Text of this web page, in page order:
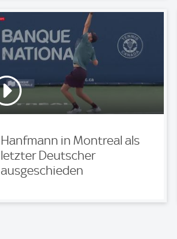
Hanfmann in Montreal als
letzter Deutscher
ausgeschieden